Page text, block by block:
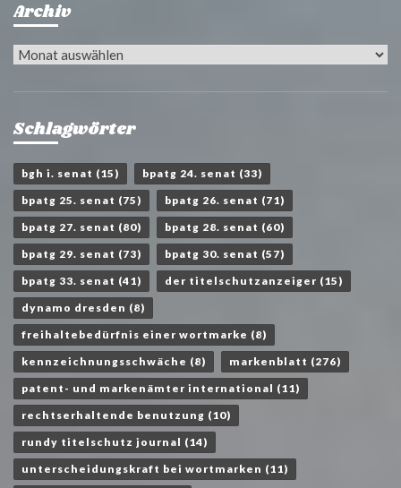
Archiv
Archiv
Schlagwörter
bgh i. senat (15) bpatg 24. senat (33)
bpatg 25. senat (75) bpatg 26. senat (71)
bpatg 27. senat (80) bpatg 28. senat (60)
bpatg 29. senat (73) bpatg 30. senat (57)
bpatg 33. senat (41) der titelschutzanzeiger (15)
dynamo dresden (8)
freihaltebedürfnis einer wortmarke (8)
kennzeichnungsschwäche (8) markenblatt (276)
patent- und markenämter international (11)
rechtserhaltende benutzung (10)
rundy titelschutz journal (14)
unterscheidungskraft bei wortmarken (11)